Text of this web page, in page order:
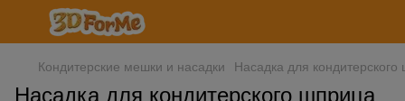
Кондитерские мешки и насадки Насадка для
Насадка для кондитерского шприца